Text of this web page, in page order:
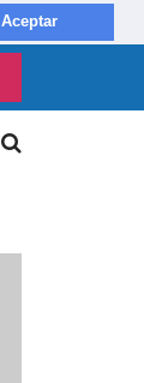
Aceptar